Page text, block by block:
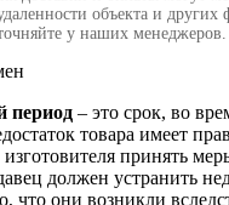
объекта и
у наших менеджеров.
период – это срок, во
товара имеет
принять
должен устранить
что они возникли